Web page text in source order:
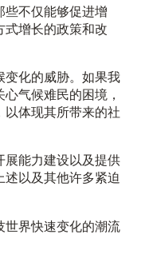
不仅能够促进增
增长的政策和改
变化的威胁。如果我
心气候难民的困境，
体现其所带来的社
能力建设以及提供
以及其他许多紧迫
界快速变化的潮流